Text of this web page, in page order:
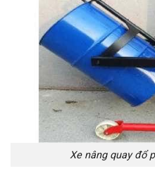
Xe nâng quay đổ